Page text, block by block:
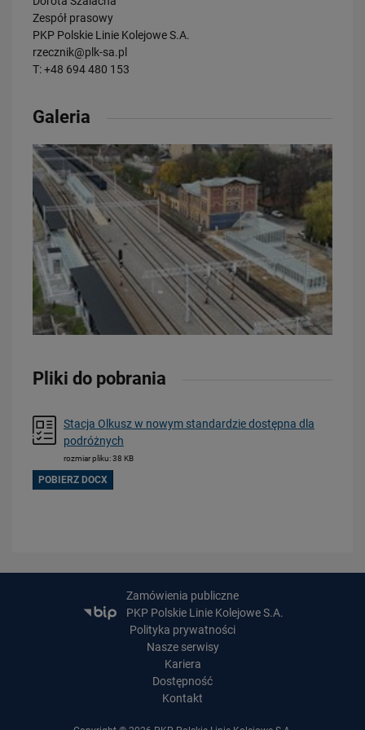
Zespół prasowy
PKP Polskie Linie Kolejowe S.A.
rzecznik@plk-sa.pl
T: +48 694 480 153
Galeria
Pliki do pobrania
Stacja Olkusz w nowym standardzie dostępna dla
podróżnych
rozmiar pliku: 38 KB
POBIERZ DOCX
23.07.2026
Wróci ruch pasażerski między Skierniewicami a Czachówkiem - jest
PRZECZYTAJ
21.07.2026
Zamówienia publiczne
PKP Polskie Linie Kolejowe S.A.
Polityka prywatności
Nasze serwisy
Kariera
Dostępność
Kontakt